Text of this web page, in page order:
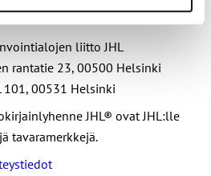
liitto JHL
rantatie 23, 00500 Helsinki
101, 00531 Helsinki
JHL® ovat JHL:lle
tavaramerkkejä.